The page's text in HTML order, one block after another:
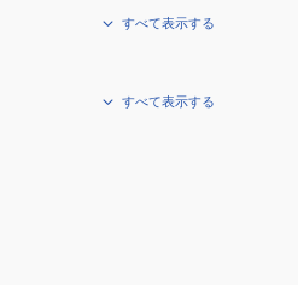
すべて表示する
すべて表示する